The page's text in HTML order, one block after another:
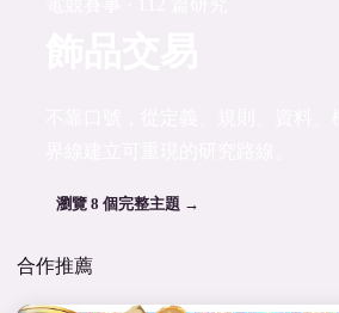
瀏覽 8 個完整主題 →
合作推薦